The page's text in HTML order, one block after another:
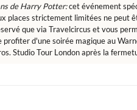
deHarry Potter:cet événement
places strictement limitées ne peut
que via Travelcircus et vous
profiter d'une soirée magique au
Studio Tour London après la